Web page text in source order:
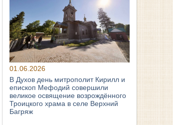
01.06.2026
В Духов день митрополит Кирилл и
епископ Мефодий совершили
великое освящение возрождённого
Троицкого храма в селе Верхний
Багряж